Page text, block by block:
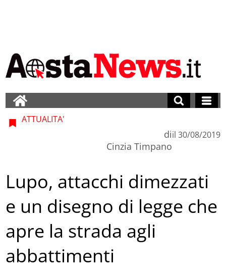
ATTUALITA'
di
Cinzia Timpano
il 30/08/2019
Lupo, attacchi dimezzati
e un disegno di legge che
apre la strada agli
abbattimenti